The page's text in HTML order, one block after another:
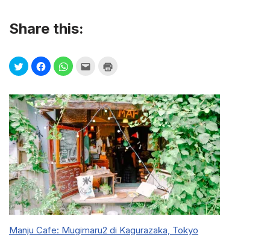
Share this:
Manju Cafe: Mugimaru2 di Kagurazaka, Tokyo